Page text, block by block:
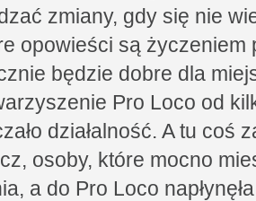
zmiany, gdy się nie
opowieści są
będzie dobre dla
Pro Loco od
działalność. A tu coś
osoby, które mocno
a do Pro Loco